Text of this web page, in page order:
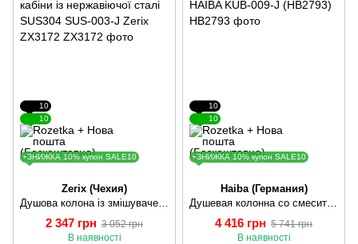
10
10
+ЗНИЖКА 10% купон SALE10
Zerix (Чехия)
Душова колона із змішувачем для душової кабіни із нержавіючої сталі SUS304 SUS-003-J Zerix ZX3172
2 347 грн 3 052 грн
В наявності
10
10
+ЗНИЖКА 10% купон SALE10
Haiba (Германия)
Душевая колонна со смесителем (нерж.сталь) HAIBA KUB-009-J (HB2793)
4 416 грн 5 741 грн
В наявності